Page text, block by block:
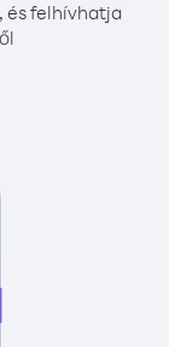
és felhívhatja